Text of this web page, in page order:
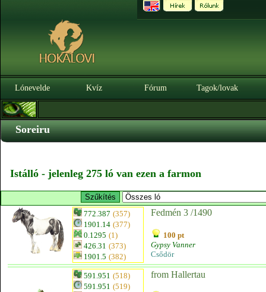
Lónevelde Kvíz Fórum Tagok/lovak
Soreiru
Istálló - jelenleg 275 ló van ezen a farmon
772.387 (357)
1901.14 (377)
0.1295 (1)
426.31 (373)
1901.5 (382)
Fedmén 3 /1490
100 pt
Gypsy Vanner
Csődör
591.951 (518)
591.951 (519)
from Hallertau